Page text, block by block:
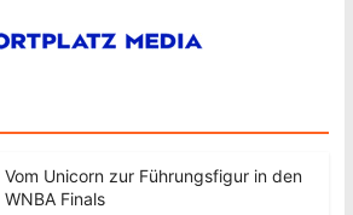
Vom Unicorn zur Führungsfigur in den
WNBA Finals